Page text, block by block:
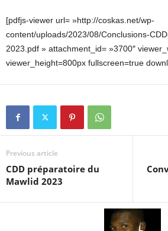
[pdfjs-viewer url= »http://coskas.net/wp-
content/uploads/2023/08/Conclusions-
2023.pdf » attachment_id= »3700″
viewer_height=800px fullscreen=true
Previous article
CDD préparatoire du
Mawlid 2023